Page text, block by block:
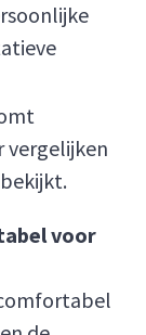
vergelijken
voor